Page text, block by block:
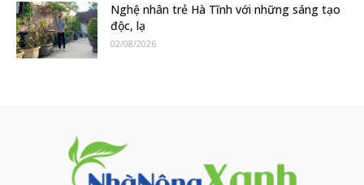
Nghệ nhân trẻ Hà Tĩnh với những sáng tạo
độc, lạ
02/08/2026